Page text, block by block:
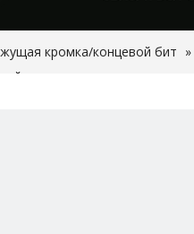
кромка/концевой бит »
трактора